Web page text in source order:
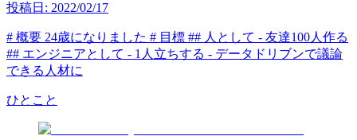
投稿日: 2022/02/17
# 概要 24歳になりました # 目標 ## 人として - 友達100人作る
## エンジニアとして - 1人立ちする - データドリブンで議論
できる人材に
ひとこと